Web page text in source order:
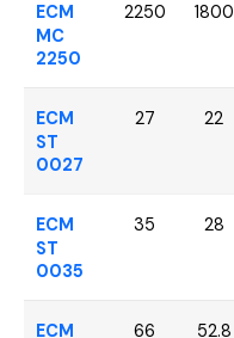
ECM
MC
2250
2250 1800
ECM
ST
0027
27 22
ECM
ST
0035
35 28
ECM
66 52.8